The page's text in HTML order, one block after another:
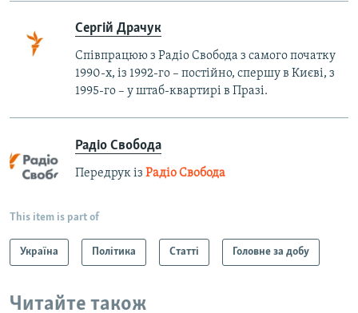
Сергій Драчук
Співпрацюю з Радіо Свобода з самого початку
1990-х, із 1992-го – постійно, спершу в Києві, з
1995-го – у штаб-квартирі в Празі.
Радіо Свобода
Передрук із Радіо Свобода
This item is part of
Україна Політика Статті Головне за добу
Читайте також